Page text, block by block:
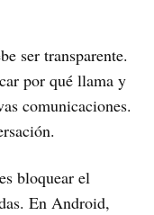
ser transparente.
por qué llama y
comunicaciones.
bloquear el
En Android,